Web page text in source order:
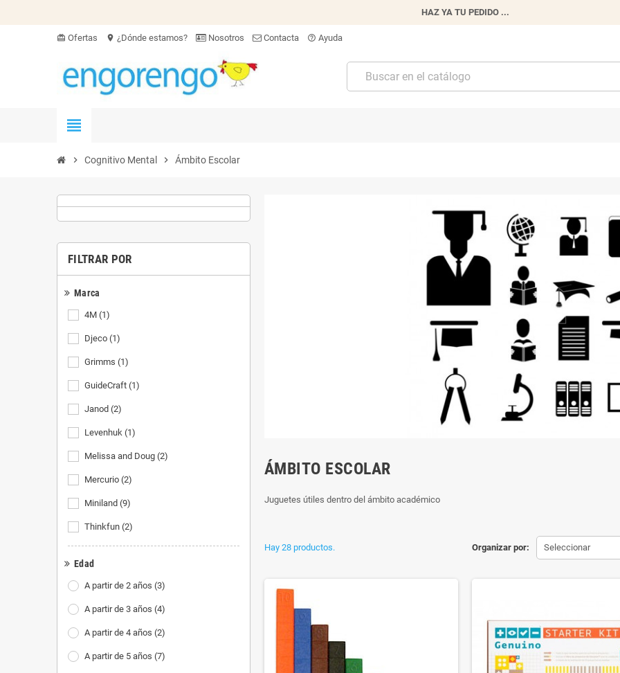
HAZ YA TU PEDIDO ...
card_giftcard Ofertas location_on ¿Dónde estamos? Nosotros Contacta help_outline Ayuda
view_headline
chevron_right Cognitivo Mental chevron_right Ámbito Escolar
FILTRAR POR
Marca
4M (1)
Djeco (1)
Grimms (1)
GuideCraft (1)
Janod (2)
Levenhuk (1)
Melissa and Doug (2)
Mercurio (2)
Miniland (9)
Thinkfun (2)
Edad
A partir de 2 años (3)
A partir de 3 años (4)
A partir de 4 años (2)
A partir de 5 años (7)
ÁMBITO ESCOLAR
Juguetes útiles dentro del ámbito académico
Organizar por: Seleccionar
Hay 28 productos.